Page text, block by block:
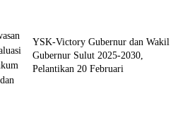
YSK-Victory Gubernur dan Wakil
Gubernur Sulut 2025-2030,
Pelantikan 20 Februari